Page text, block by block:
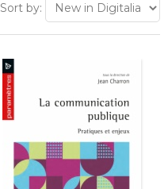
Sort by: